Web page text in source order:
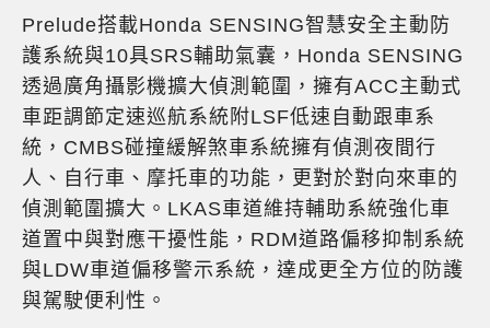
Prelude搭載Honda SENSING智慧安全主動防
護系統與10具SRS輔助氣囊，Honda SENSING
透過廣角攝影機擴大偵測範圍，擁有ACC主動式
車距調節定速巡航系統附LSF低速自動跟車系
統，CMBS碰撞緩解煞車系統擁有偵測夜間行
人、自行車、摩托車的功能，更對於對向來車的
偵測範圍擴大。LKAS車道維持輔助系統強化車
道置中與對應干擾性能，RDM道路偏移抑制系統
與LDW車道偏移警示系統，達成更全方位的防護
與駕駛便利性。